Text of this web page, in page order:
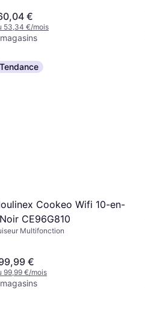
5L
€
53,34 €/mois
Tendance
Cookeo Wifi 10-en-
CE96G810
Multifonction
€
99,99 €/mois